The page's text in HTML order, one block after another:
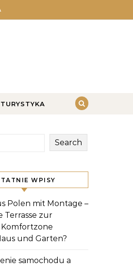
TURYSTYKA
Search
WPISY
Polen mit Montage –
Terrasse zur
und Garten?
samochodu a